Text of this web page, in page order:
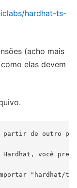
hardhat-ts-
(acho mais
elas devem
partir de outro
você
"hardhat/